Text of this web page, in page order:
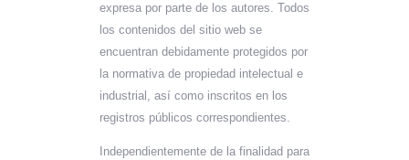
expresa por parte de los autores. Todos
los contenidos del sitio web se
encuentran debidamente protegidos por
la normativa de propiedad intelectual e
industrial, así como inscritos en los
registros públicos correspondientes.
Independientemente de la finalidad para